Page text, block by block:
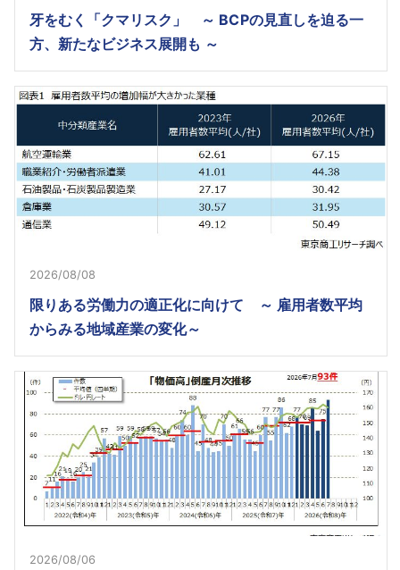
牙をむく「クマリスク」 ～ BCPの見直しを迫る一
方、新たなビジネス展開も ～
2026/08/08
限りある労働力の適正化に向けて ～ 雇用者数平均
からみる地域産業の変化～
2026/08/06